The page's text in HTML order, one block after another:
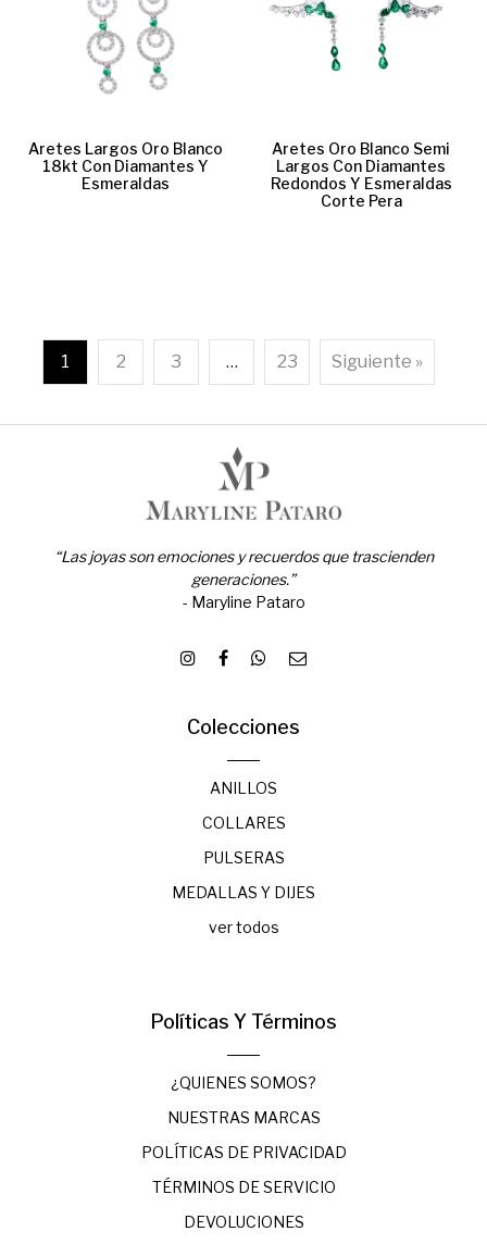
Aretes Largos Oro Blanco
18kt Con Diamantes Y
Esmeraldas
Aretes Oro Blanco Semi
Largos Con Diamantes
Redondos Y Esmeraldas
Corte Pera
1 2 3 … 23 Siguiente »
“Las joyas son emociones y recuerdos que trascienden
generaciones.”
- Maryline Pataro
Colecciones
ANILLOS
COLLARES
PULSERAS
MEDALLAS Y DIJES
ver todos
Políticas Y Términos
¿QUIENES SOMOS?
NUESTRAS MARCAS
POLÍTICAS DE PRIVACIDAD
TÉRMINOS DE SERVICIO
DEVOLUCIONES